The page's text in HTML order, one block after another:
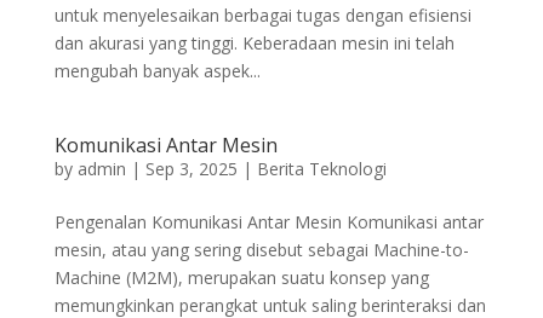
untuk menyelesaikan berbagai tugas dengan efisiensi
dan akurasi yang tinggi. Keberadaan mesin ini telah
mengubah banyak aspek...
Komunikasi Antar Mesin
by admin | Sep 3, 2025 | Berita Teknologi
Pengenalan Komunikasi Antar Mesin Komunikasi antar
mesin, atau yang sering disebut sebagai Machine-to-
Machine (M2M), merupakan suatu konsep yang
memungkinkan perangkat untuk saling berinteraksi dan